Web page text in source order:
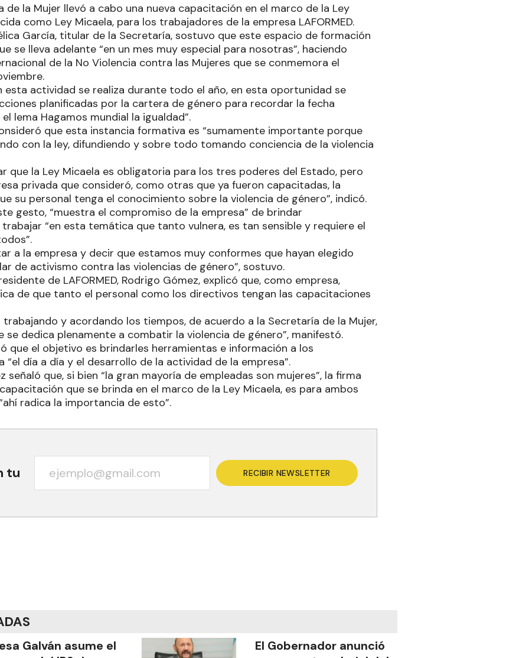
de la Mujer llevó a cabo una nueva capacitación en el marco de la Ley
como Ley Micaela, para los trabajadores de la empresa LAFORMED.
García, titular de la Secretaría, sostuvo que este espacio de formación
se lleva adelante “en un mes muy especial para nosotras”, haciendo
de la No Violencia contra las Mujeres que se conmemora el
esta actividad se realiza durante todo el año, en esta oportunidad se
planificadas por la cartera de género para recordar la fecha
lema Hagamos mundial la igualdad”.
que esta instancia formativa es “sumamente importante porque
con la ley, difundiendo y sobre todo tomando conciencia de la violencia
que la Ley Micaela es obligatoria para los tres poderes del Estado, pero
privada que consideró, como otras que ya fueron capacitadas, la
su personal tenga el conocimiento sobre la violencia de género”, indicó.
gesto, “muestra el compromiso de la empresa” de brindar
“en esta temática que tanto vulnera, es tan sensible y requiere el
a la empresa y decir que estamos muy conformes que hayan elegido
de activismo contra las violencias de género”, sostuvo.
de LAFORMED, Rodrigo Gómez, explicó que, como empresa,
de que tanto el personal como los directivos tengan las capacitaciones
trabajando y acordando los tiempos, de acuerdo a la Secretaría de la Mujer,
se dedica plenamente a combatir la violencia de género”, manifestó.
que el objetivo es brindarles herramientas e información a los
“el día a día y el desarrollo de la actividad de la empresa”.
señaló que, si bien “la gran mayoría de empleadas son mujeres”, la firma
que se brinda en el marco de la Ley Micaela, es para ambos
radica la importancia de esto”.
tu RECIBIR NEWSLETTER
Galván asume el
El Gobernador anunció